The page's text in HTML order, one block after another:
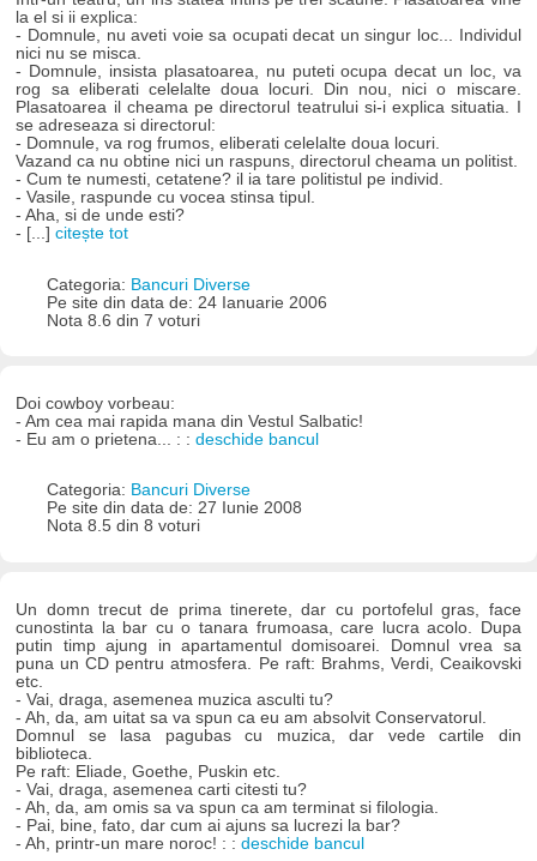
la el si ii explica:
- Domnule, nu aveti voie sa ocupati decat un singur loc... Individul
nici nu se misca.
- Domnule, insista plasatoarea, nu puteti ocupa decat un loc, va
rog sa eliberati celelalte doua locuri. Din nou, nici o miscare.
Plasatoarea il cheama pe directorul teatrului si-i explica situatia. I
se adreseaza si directorul:
- Domnule, va rog frumos, eliberati celelalte doua locuri.
Vazand ca nu obtine nici un raspuns, directorul cheama un politist.
- Cum te numesti, cetatene? il ia tare politistul pe individ.
- Vasile, raspunde cu vocea stinsa tipul.
- Aha, si de unde esti?
- [...]citește tot
Categoria: Bancuri Diverse
Pe site din data de: 24 Ianuarie 2006
Nota 8.6 din 7 voturi
Doi cowboy vorbeau:
- Am cea mai rapida mana din Vestul Salbatic!
- Eu am o prietena... : :deschide bancul
Categoria: Bancuri Diverse
Pe site din data de: 27 Iunie 2008
Nota 8.5 din 8 voturi
Un domn trecut de prima tinerete, dar cu portofelul gras, face
cunostinta la bar cu o tanara frumoasa, care lucra acolo. Dupa
putin timp ajung in apartamentul domisoarei. Domnul vrea sa
puna un CD pentru atmosfera. Pe raft: Brahms, Verdi, Ceaikovski
etc.
- Vai, draga, asemenea muzica asculti tu?
- Ah, da, am uitat sa va spun ca eu am absolvit Conservatorul.
Domnul se lasa pagubas cu muzica, dar vede cartile din
biblioteca.
Pe raft: Eliade, Goethe, Puskin etc.
- Vai, draga, asemenea carti citesti tu?
- Ah, da, am omis sa va spun ca am terminat si filologia.
- Pai, bine, fato, dar cum ai ajuns sa lucrezi la bar?
- Ah, printr-un mare noroc! : :deschide bancul